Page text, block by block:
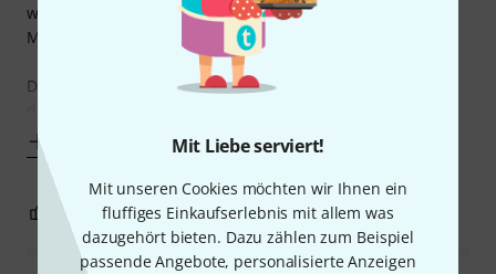
Mit Liebe serviert!
Mit unseren Cookies möchten wir Ihnen ein
fluffiges Einkaufserlebnis mit allem was
dazugehört bieten. Dazu zählen zum Beispiel
passende Angebote, personalisierte Anzeigen
wechselnde Effekte und dem HB Power Plant ISO-1AC Pro
Modular (super).
Der Koffer sieht toll aus, Velcro ist okay, wirkt praktisch,
3 1 BEWERTUNG MELDEN